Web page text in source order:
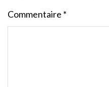
Commentaire *